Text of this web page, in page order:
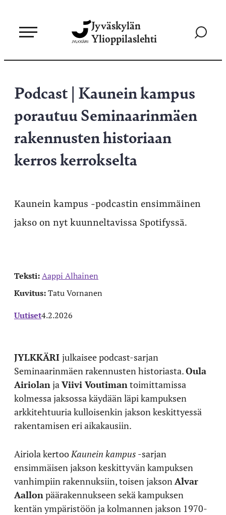
sisältöön
Jyväskylän
Ylioppilaslehti
Siirry
Podcast | Kaunein kampus
porautuu Seminaarinmäen
rakennusten historiaan
kerros kerrokselta
Kaunein kampus -podcastin ensimmäinen
jakso on nyt kuunneltavissa Spotifyssä.
Teksti:Aappi Alhainen
Kuvitus:Tatu Vornanen
Uutiset4.2.2026
JYLKKÄRI julkaisee podcast-sarjan
Seminaarinmäen rakennusten historiasta.Oula
AiriolanjaViivi Voutimantoimittamissa
kolmessa jaksossa käydään läpi kampuksen
arkkitehtuuria kulloisenkin jakson keskittyessä
rakentamisen eri aikakausiin.
Airiola kertooKaunein kampus -sarjan
ensimmäisen jakson keskittyvän kampuksen
vanhimpiin rakennuksiin, toisen jaksonAlvar
Aallonpäärakennukseen sekä kampuksen
kentän ympäristöön ja kolmannen jakson 1970-